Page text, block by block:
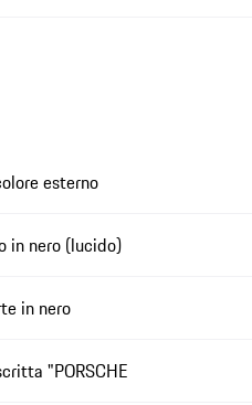
esterno
in nero (lucido)
in nero
"PORSCHE